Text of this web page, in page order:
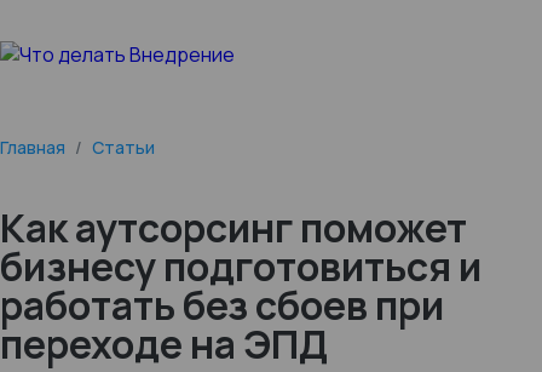
Главная / Статьи
Как аутсорсинг поможет
бизнесу подготовиться и
работать без сбоев при
переходе на ЭПД